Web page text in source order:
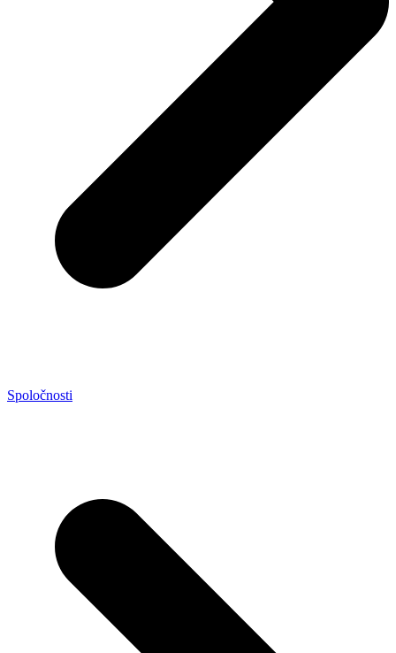
Spoločnosti